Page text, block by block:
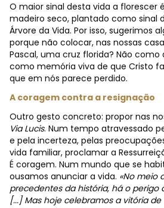
O maior sinal desta vida a florescer
madeiro seco, plantado como sinal
Árvore da Vida. Por isso, sugerimos
porque não colocar, nas nossas
Pascal, uma cruz florida? Não
como memória viva de que Cristo
que em nós parece perdido.
A coragem contra a resignação
Outro gesto concreto: propor nas
Via Lucis. Num tempo atravessado
e pela incerteza, pelas
vida familiar, proclamar a
É coragem. Num mundo que se
ousamos anunciar a vida. «No meio
precedentes da história, há o perigo
[...] Mas hoje celebramos a vitória de